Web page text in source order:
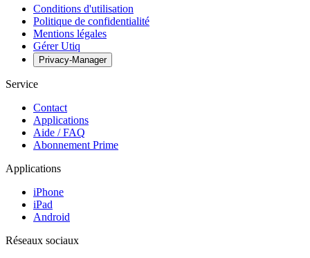
Conditions d'utilisation
Politique de confidentialité
Mentions légales
Gérer Utiq
Privacy-Manager
Service
Contact
Applications
Aide / FAQ
Abonnement Prime
Applications
iPhone
iPad
Android
Réseaux sociaux